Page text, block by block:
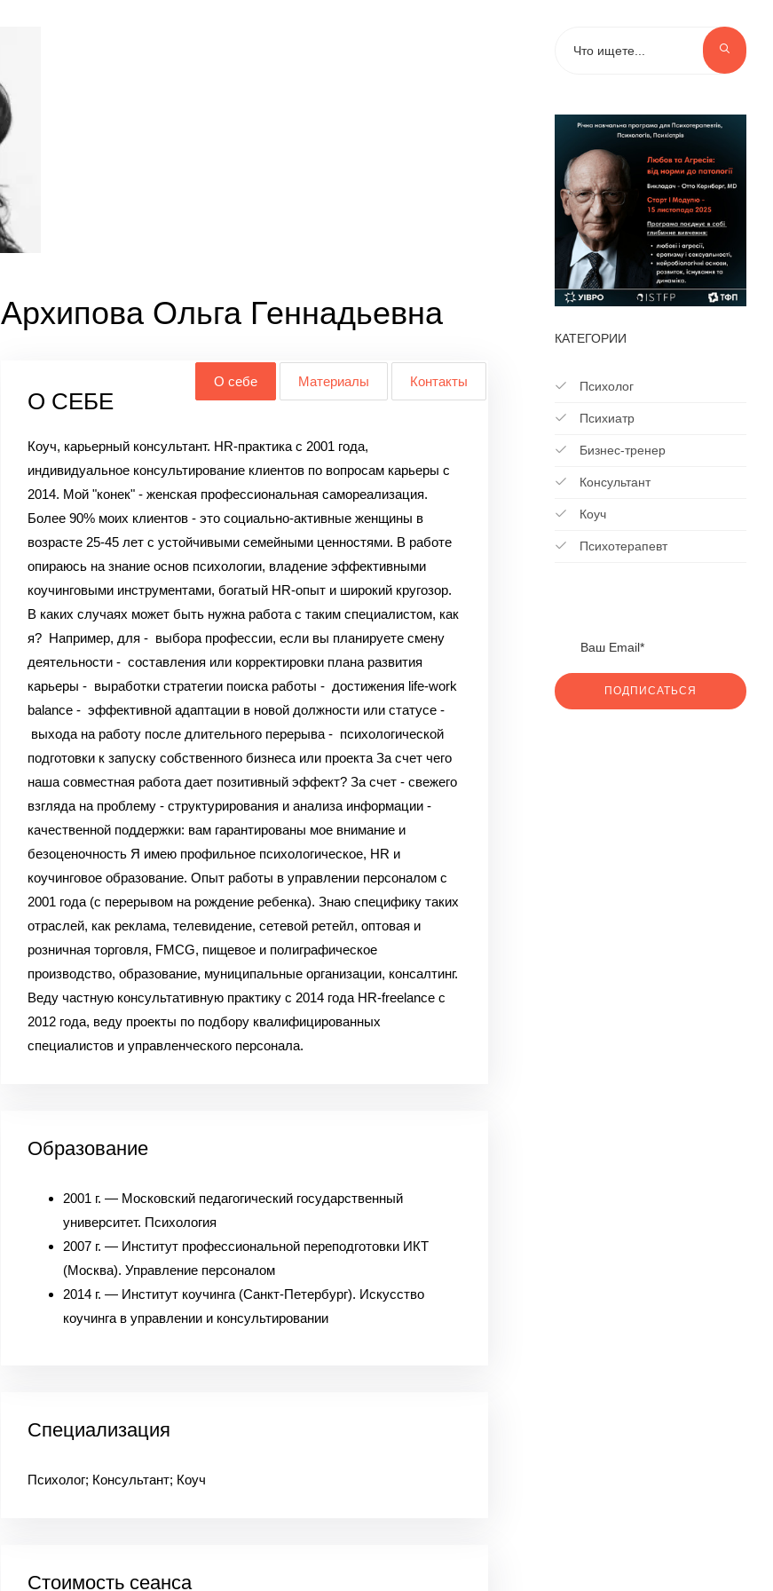
Архипова Ольга Геннадьевна
О себе Материалы Контакты
О СЕБЕ
Коуч, карьерный консультант. HR-практика с 2001 года,
индивидуальное консультирование клиентов по вопросам карьеры с
2014. Мой "конек" - женская профессиональная самореализация.
Более 90% моих клиентов - это социально-активные женщины в
возрасте 25-45 лет с устойчивыми семейными ценностями. В работе
опираюсь на знание основ психологии, владение эффективными
коучинговыми инструментами, богатый HR-опыт и широкий кругозор.
В каких случаях может быть нужна работа с таким специалистом, как
я? Например, для - выбора профессии, если вы планируете смену
деятельности- составления или корректировки плана развития
карьеры - выработки стратегии поиска работы - достижения life-work
balance- эффективной адаптации в новой должности или статусе-
выхода на работу после длительного перерыва- психологической
подготовки к запуску собственного бизнеса или проекта За счет чего
наша совместная работа дает позитивный эффект?За счет- свежего
взгляда на проблему- структурирования и анализа информации-
качественной поддержки: вам гарантированы мое внимание и
безоценочность Я имею профильное психологическое, HR и
коучинговое образование. Опыт работы в управлении персоналом с
2001 года (с перерывом на рождение ребенка). Знаю специфику таких
отраслей, как реклама, телевидение, сетевой ретейл, оптовая и
розничная торговля, FMCG, пищевое и полиграфическое
производство, образование, муниципальные организации, консалтинг.
Веду частную консультативную практику с 2014 годаHR-freelance c
2012 года, веду проекты по подбору квалифицированных
специалистов и управленческого персонала.
Образование
2001 г. — Московский педагогический государственный
университет. Психология
2007 г. — Институт профессиональной переподготовки ИКТ
(Москва). Управление персоналом
2014 г. — Институт коучинга (Санкт-Петербург). Искусство
коучинга в управлении и консультировании
Специализация
Психолог; Консультант; Коуч
Стоимость сеанса
КАТЕГОРИИ
Психолог
Психиатр
Бизнес-тренер
Консультант
Коуч
Психотерапевт
ПОДПИСАТЬСЯ